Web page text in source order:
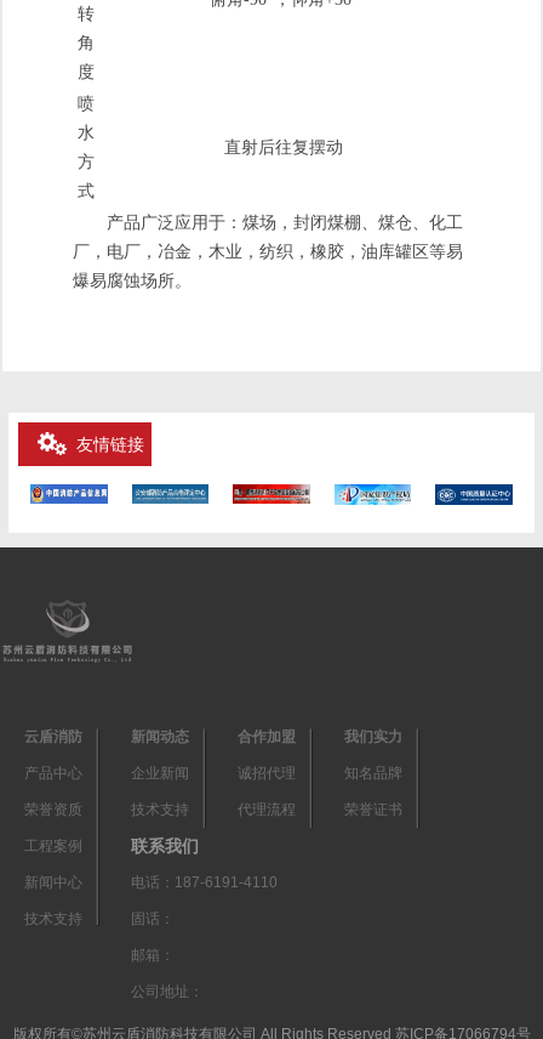
转
角
度
喷
水
方
式
直射后往复摆动
产品广泛应用于： 煤场，封闭煤棚、煤仓、化工
厂，电厂，冶金，木业，纺织，橡胶，油库罐区等易
爆易腐蚀场所。
友情链接
云盾消防
产品中心
荣誉资质
工程案例
新闻中心
技术支持
新闻动态
企业新闻
技术支持
合作加盟
诚招代理
代理流程
我们实力
知名品牌
荣誉证书
联系我们
电话：187-6191-4110
固话：
邮箱：
公司地址：
版权所有©苏州云盾消防科技有限公司 All Rights Reserved 苏ICP备17066794号